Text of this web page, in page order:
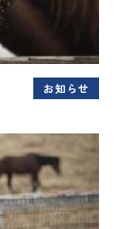
お知らせ